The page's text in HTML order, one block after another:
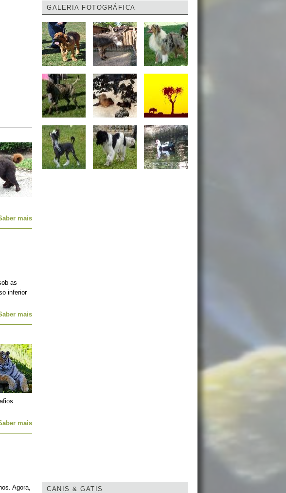
mais
as
inferior
mais
mais
Agora,
GALERIA FOTOGRÁFICA
CANIS & GATIS